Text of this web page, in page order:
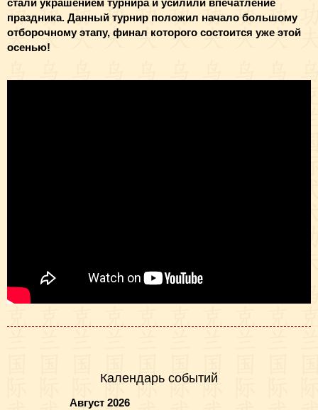
праздника. Данный турнир положил начало большому
отборочному этапу, финал которого состоится уже этой
осенью!
Календарь событий
Август 2026